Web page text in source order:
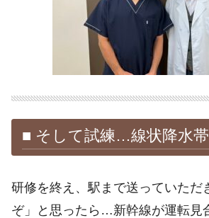
■ そして試練…線状降水
研修を終え、駅まで送っていただ
ぞ」と思ったら…新幹線が運転見